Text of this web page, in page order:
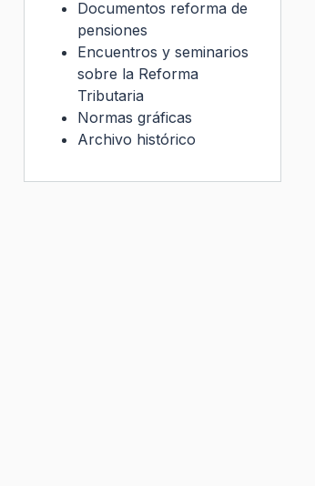
Documentos reforma de
pensiones
Encuentros y seminarios
sobre la Reforma
Tributaria
Normas gráficas
Archivo histórico